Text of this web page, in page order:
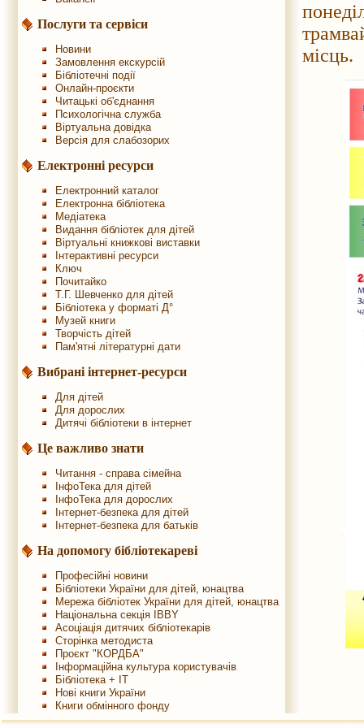
Послуги та сервіси
Новини
Замовлення екскурсій
Бібліотечні події
Онлайн-проєкти
Читацькі об'єднання
Психологічна служба
Віртуальна довідка
Версія для слабозорих
Електронні ресурси
Електронний каталог
Електронна бібліотека
Медіатека
Видання бібліотек для дітей
Віртуальні книжкові виставки
Інтерактивні ресурси
Ключ
Почитайко
Т.Г. Шевченко для дітей
Бібліотека у форматі Д°
Музей книги
Творчість дітей
Пам'ятні літературні дати
Вибрані інтернет-ресурси
Для дітей
Для дорослих
Дитячі бібліотеки в інтернет
Це важливо знати
Читання - справа сімейна
ІнфоТека для дітей
ІнфоТека для дорослих
Інтернет-безпека для дітей
Інтернет-безпека для батьків
На допомогу бібліотекареві
Професійні новини
Бібліотеки України для дітей, юнацтва
Мережа бібліотек України для дітей, юнацтва
Національна секція IBBY
Асоціація дитячих бібліотекарів
Сторінка методиста
Проєкт "КОРДБА"
Інформаційна культура користувачів
Бібліотека + IT
Нові книги України
Книги обмінного фонду
місць.